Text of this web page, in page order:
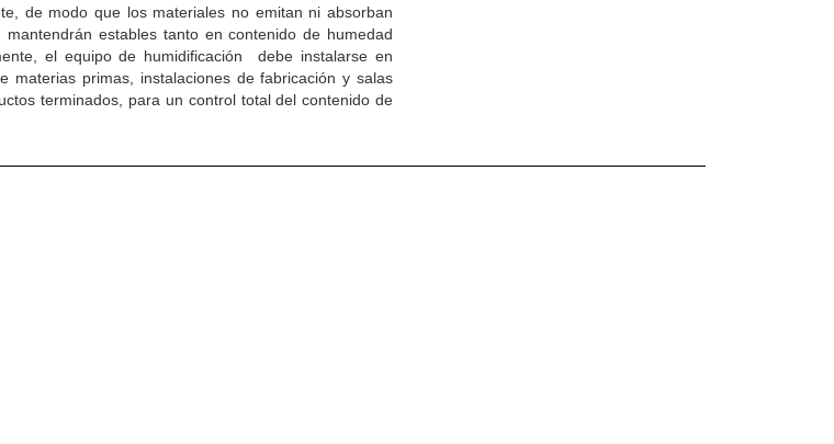
de modo que los materiales no emitan ni absorban
estables tanto en contenido de humedad
el equipo de humidificación debe instalarse en
materias primas, instalaciones de fabricación y salas
terminados, para un control total del contenido de